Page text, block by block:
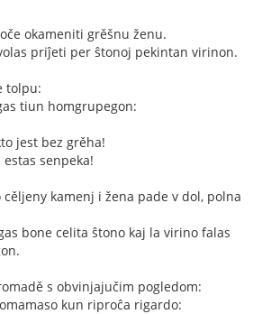
okameniti grěšnu ženu.
priĵeti per ŝtonoj pekintan virinon.
tolpu:
tiun homgrupegon:
jest bez grěha!
senpeka!
kamenj i žena pade v dol, polna
bone celita ŝtono kaj la virino falas
s obvinjajučim pogledom:
kun riproĉa rigardo: